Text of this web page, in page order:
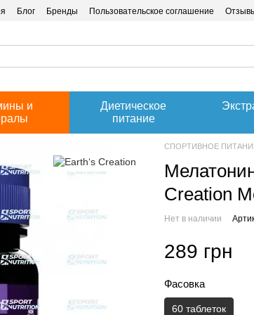
Блог Бренды Пользовательское соглашение
и
Диетическое
питание
СПОРТИВНОЕ
Creation
Нет в наличии
289 грн
Фасовка
60 таблеток